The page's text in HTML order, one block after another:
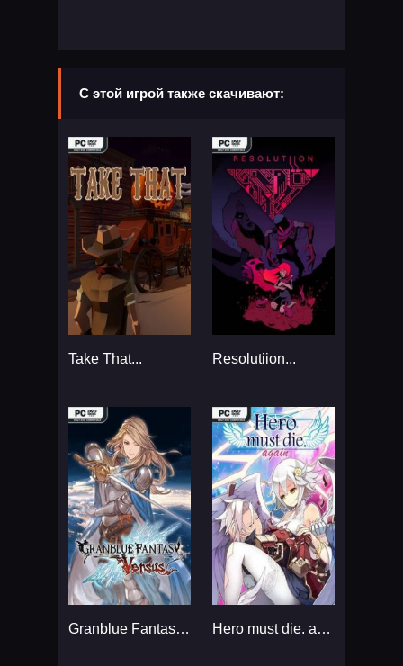
С этой игрой также скачивают:
Take That... Resolutiion...
Granblue Fantasy: Versus... Hero must die. again...